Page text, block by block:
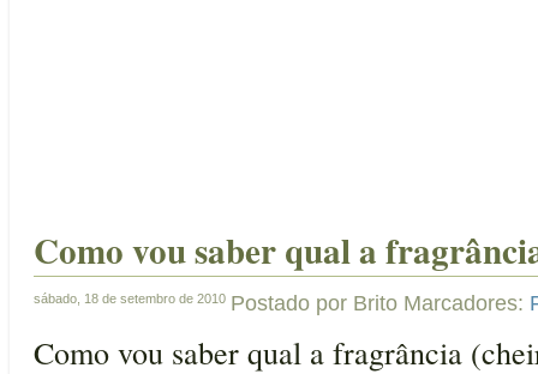
Como vou saber qual a
sábado, 18 de setembro de 2010 Postado por Brito Marcadores:
Como vou saber qual a fragrância